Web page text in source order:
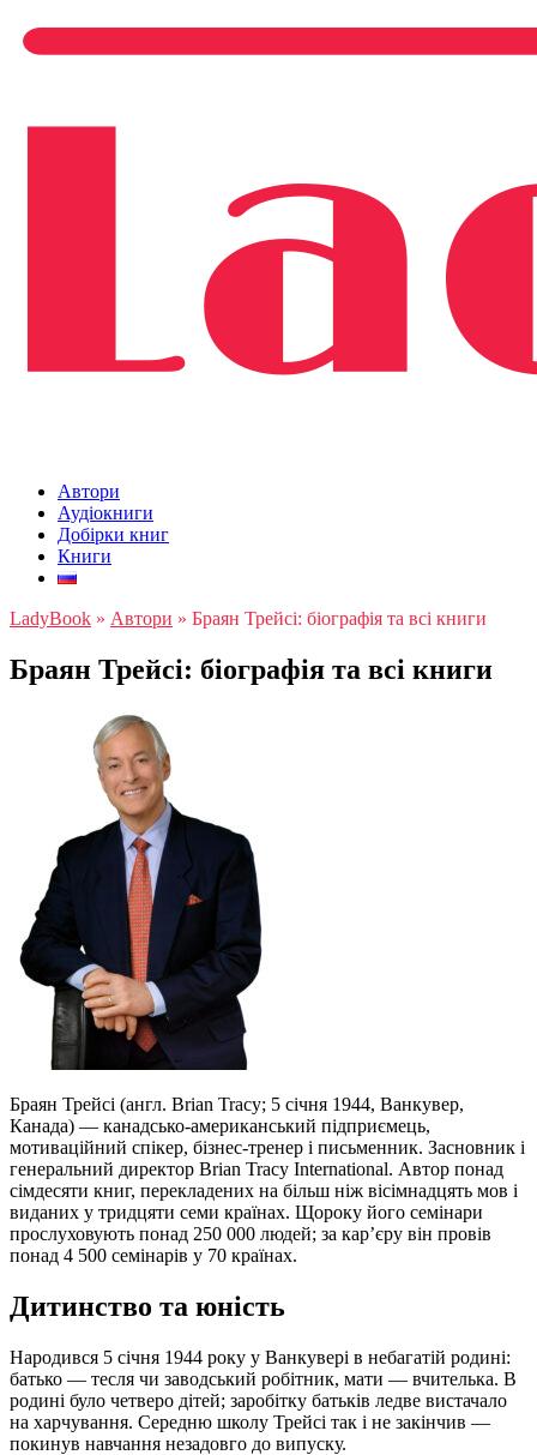
Автори
Аудіокниги
Добірки книг
Книги
LadyBook » Автори » Браян Трейсі: біографія та всі книги
Браян Трейсі: біографія та всі книги
Браян Трейсі (англ. Brian Tracy; 5 січня 1944, Ванкувер,
Канада) — канадсько-американський підприємець,
мотиваційний спікер, бізнес-тренер і письменник. Засновник і
генеральний директор Brian Tracy International. Автор понад
сімдесяти книг, перекладених на більш ніж вісімнадцять мов і
виданих у тридцяти семи країнах. Щороку його семінари
прослуховують понад 250 000 людей; за кар’єру він провів
понад 4 500 семінарів у 70 країнах.
Дитинство та юність
Народився 5 січня 1944 року у Ванкувері в небагатій родині:
батько — тесля чи заводський робітник, мати — вчителька. В
родині було четверо дітей; заробітку батьків ледве вистачало
на харчування. Середню школу Трейсі так і не закінчив —
покинув навчання незадовго до випуску.